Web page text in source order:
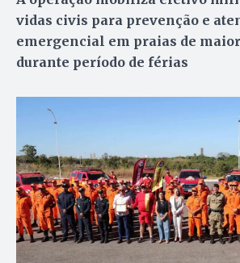
vidas civis para prevenção e
emergencial em praias de
durante período de férias